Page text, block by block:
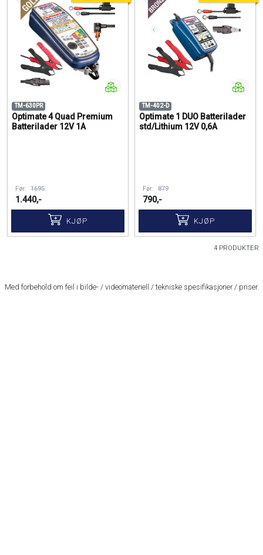
TM-630PR
Optimate 4 Quad Premium
Batterilader 12V 1A
Før: 1695
1.440,-
KJØP
TM-402-D
Optimate 1 DUO Batterilader
std/Lithium 12V 0,6A
Før: 879
790,-
KJØP
4 PRODUKTER
Med forbehold om feil i bilde- / videomateriell / tekniske spesifikasjoner / priser.